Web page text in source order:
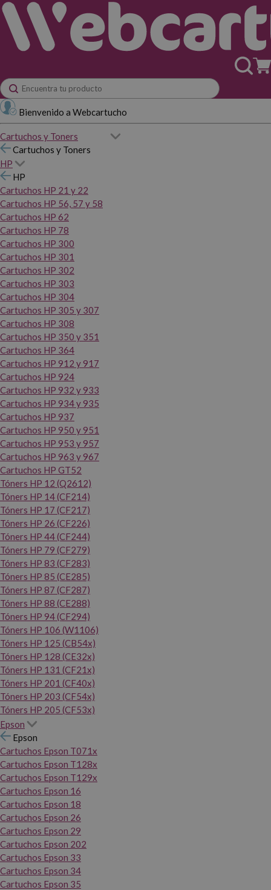
Bienvenido a Webcartucho
Cartuchos y Toners
Cartuchos y Toners
HP
HP
Cartuchos HP 21 y 22
Cartuchos HP 56, 57 y 58
Cartuchos HP 62
Cartuchos HP 78
Cartuchos HP 300
Cartuchos HP 301
Cartuchos HP 302
Cartuchos HP 303
Cartuchos HP 304
Cartuchos HP 305 y 307
Cartuchos HP 308
Cartuchos HP 350 y 351
Cartuchos HP 364
Cartuchos HP 912 y 917
Cartuchos HP 924
Cartuchos HP 932 y 933
Cartuchos HP 934 y 935
Cartuchos HP 937
Cartuchos HP 950 y 951
Cartuchos HP 953 y 957
Cartuchos HP 963 y 967
Cartuchos HP GT52
Tóners HP 12 (Q2612)
Tóners HP 14 (CF214)
Tóners HP 17 (CF217)
Tóners HP 26 (CF226)
Tóners HP 44 (CF244)
Tóners HP 79 (CF279)
Tóners HP 83 (CF283)
Tóners HP 85 (CE285)
Tóners HP 87 (CF287)
Tóners HP 88 (CE288)
Tóners HP 94 (CF294)
Tóners HP 106 (W1106)
Tóners HP 125 (CB54x)
Tóners HP 128 (CE32x)
Tóners HP 131 (CF21x)
Tóners HP 201 (CF40x)
Tóners HP 203 (CF54x)
Tóners HP 205 (CF53x)
Epson
Epson
Cartuchos Epson T071x
Cartuchos Epson T128x
Cartuchos Epson T129x
Cartuchos Epson 16
Cartuchos Epson 18
Cartuchos Epson 26
Cartuchos Epson 29
Cartuchos Epson 202
Cartuchos Epson 33
Cartuchos Epson 34
Cartuchos Epson 35